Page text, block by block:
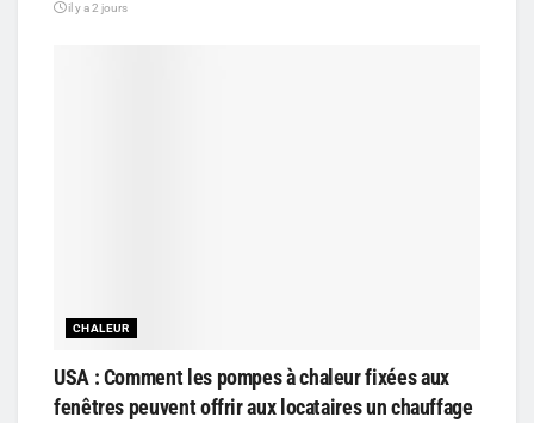
il y a 2 jours
CHALEUR
USA : Comment les pompes à chaleur fixées aux
fenêtres peuvent offrir aux locataires un chauffage